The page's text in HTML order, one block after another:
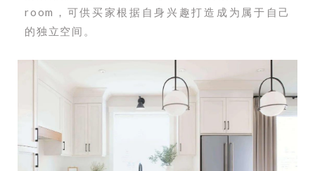
room，可供买家根据自身兴趣打造成为属于自己
的独立空间。